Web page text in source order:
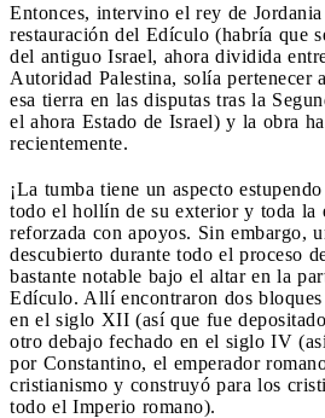
Entonces, intervino el rey de
restauración del Edículo (habría que
del antiguo Israel, ahora dividida
Autoridad Palestina, solía pertenecer
esa tierra en las disputas tras la
el ahora Estado de Israel) y la obra
recientemente.
¡La tumba tiene un aspecto
todo el hollín de su exterior y toda la
reforzada con apoyos. Sin embargo,
descubierto durante todo el proceso
bastante notable bajo el altar en la
Edículo. Allí encontraron dos
en el siglo XII (así que fue
otro debajo fechado en el siglo IV
por Constantino, el emperador
cristianismo y construyó para los
todo el Imperio romano).